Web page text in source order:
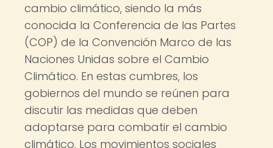
cambio climático, siendo la más
conocida la Conferencia de las Partes
(COP) de la Convención Marco de las
Naciones Unidas sobre el Cambio
Climático. En estas cumbres, los
gobiernos del mundo se reúnen para
discutir las medidas que deben
adoptarse para combatir el cambio
climático. Los movimientos sociales